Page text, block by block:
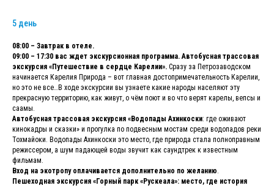
5 день
08:00 – Завтрак в отеле.
09:00 – 17:30 вас ждет экскурсионная программа. Автобусная трассовая
экскурсия «Путешествие в сердце Карелии». Сразу за Петрозаводском
начинается Карелия Природа – вот главная достопримечательность Карелии,
но это не все…В ходе экскурсии вы узнаете какие народы населяют эту
прекрасную территорию, как живут, о чём поют и во что верят карелы, вепсы и
саамы.
Автобусная трассовая экскурсия «Водопады Ахинкоски: где оживают
кинокадры и сказки» и прогулка по подвесным мостам среди водопадов реки
Тохмайоки. Водопады Ахинкоски это место, где природа стала полноправным
режиссером, а шум падающей воды звучит как саундтрек к известным
фильмам.
Вход на экотропу оплачивается дополнительно по желанию
Пешеходная экскурсия «Горный парк «Рускеала»: место, где история